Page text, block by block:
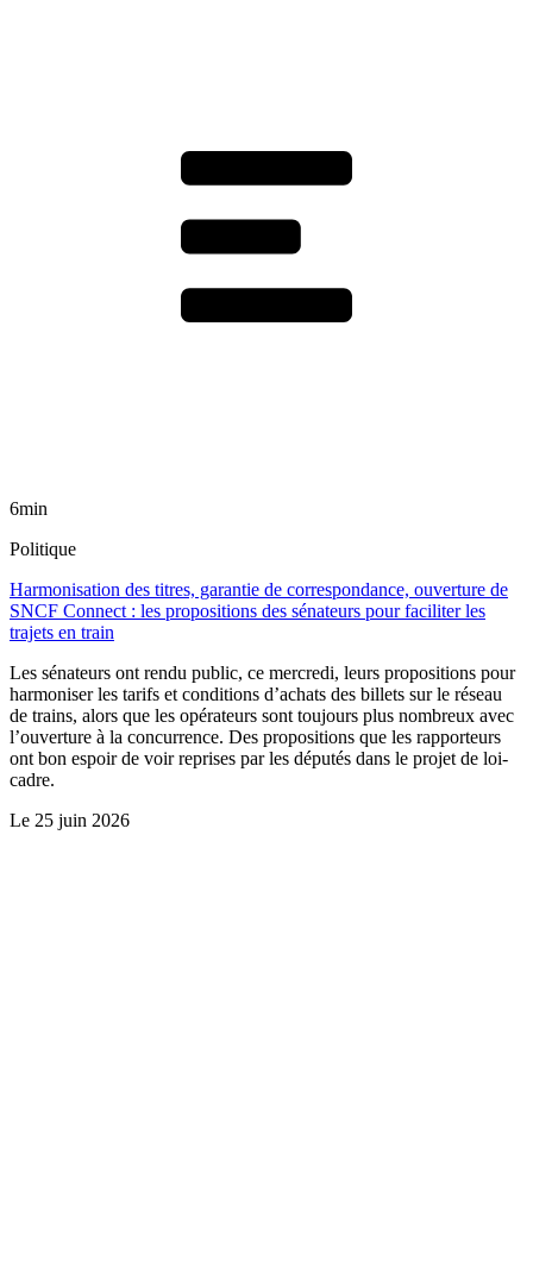
6min
Politique
Harmonisation des titres, garantie de correspondance, ouverture de
SNCF Connect : les propositions des sénateurs pour faciliter les
trajets en train
Les sénateurs ont rendu public, ce mercredi, leurs propositions pour
harmoniser les tarifs et conditions d’achats des billets sur le réseau
de trains, alors que les opérateurs sont toujours plus nombreux avec
l’ouverture à la concurrence. Des propositions que les rapporteurs
ont bon espoir de voir reprises par les députés dans le projet de loi-
cadre.
Le 25 juin 2026